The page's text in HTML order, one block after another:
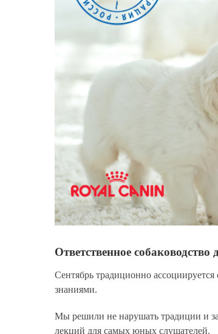
Ответственное
Сентябрь традиционно
знаниями.
Мы решили не нарушать традиции и
лекций для самых юных слушателей.